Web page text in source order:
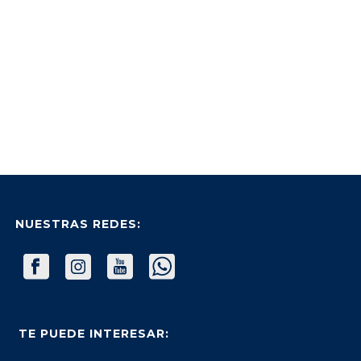
NUESTRAS REDES:
TE PUEDE INTERESAR: